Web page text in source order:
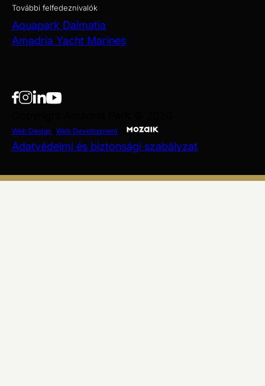
További felfedeznivalók
Aquapark Dalmatia
Amadria Yacht Marines
Web Design Web Development
Adatvédelmi és biztonsági szabályzat